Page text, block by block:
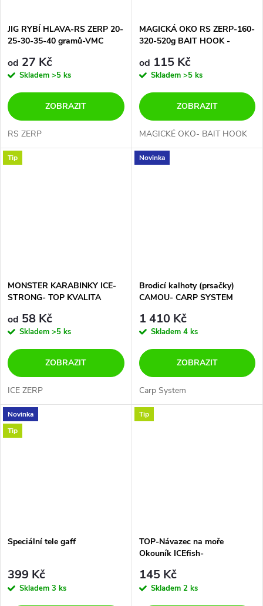
JIG RYBÍ HLAVA-RS ZERP 20-
25-30-35-40 gramů-VMC
od 27 Kč
Skladem >5 ks
ZOBRAZIT
RS ZERP
MAGICKÁ OKO RS ZERP-160-
320-520g BAIT HOOK -
od 115 Kč
Skladem >5 ks
ZOBRAZIT
MAGICKÉ OKO- BAIT HOOK
Tip
MONSTER KARABINKY ICE-
STRONG- TOP KVALITA
od 58 Kč
Skladem >5 ks
ZOBRAZIT
ICE ZERP
Novinka
Brodicí kalhoty (prsačky)
CAMOU- CARP SYSTEM
1 410 Kč
Skladem 4 ks
ZOBRAZIT
Carp System
Novinka
Tip
Speciální tele gaff
399 Kč
Skladem 3 ks
Tip
TOP-Návazec na moře
Okouník ICEfish-
145 Kč
Skladem 2 ks